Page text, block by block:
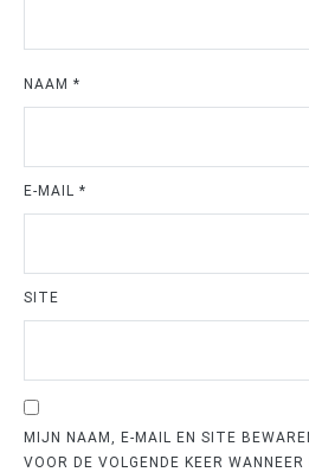
NAAM *
E-MAIL *
SITE
MIJN NAAM, E-MAIL EN SITE
VOOR DE VOLGENDE KEER